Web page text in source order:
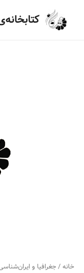
خانه/جغرافیا و